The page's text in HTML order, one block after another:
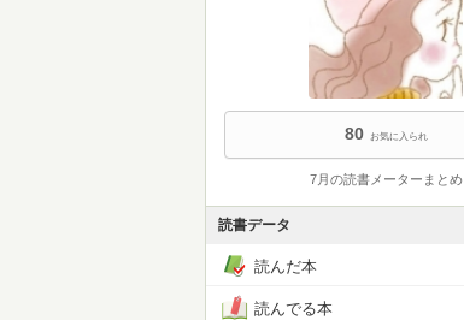
80 お気に入られ
7月の読書メーターまとめ
読書データ
読んだ本
読んでる本